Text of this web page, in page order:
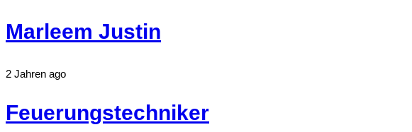
Marleem Justin
2 Jahren ago
Feuerungstechniker